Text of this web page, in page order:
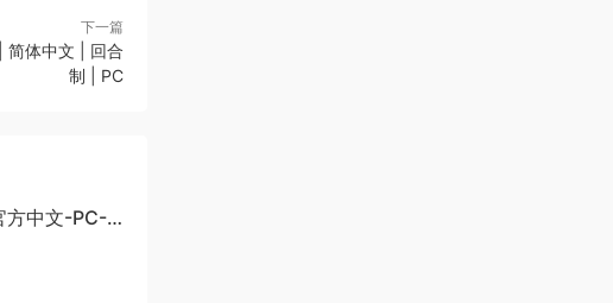
下一篇
简体中文 | 回合
制 | PC
方中文-PC-